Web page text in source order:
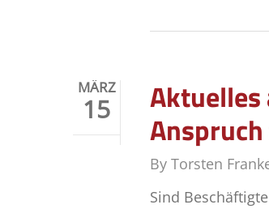
MÄRZ
15 Aktuelles
By Torsten
Sind